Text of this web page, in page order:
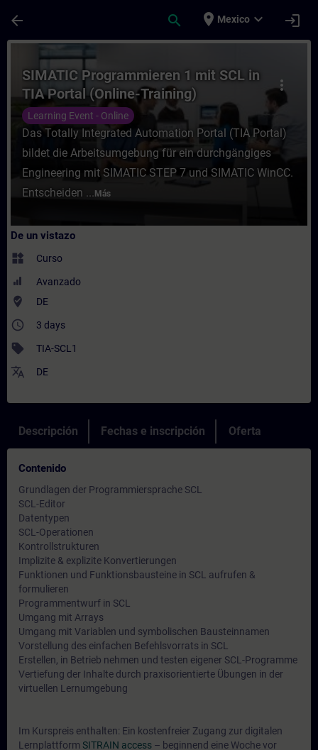
arrow_back search place Mexico expand_more login
Curso - SIMATIC Programmieren 1 mit
more_vert
SIMATIC Programmieren 1 mit SCL in
TIA Portal (Online-Training)
Learning Event - Online
Das Totally Integrated Automation Portal (TIA Portal)
bildet die Arbeitsumgebung für ein durchgängiges
Engineering mit SIMATIC STEP 7 und SIMATIC WinCC.
Entscheiden ... Más
De un vistazo
widgets Curso
Avanzado
where_to_vote DE
access_time 3 days
sell TIA-SCL1
translate DE
Descripción Fechas e inscripción Oferta
Contenido
Grundlagen der Programmiersprache SCL
SCL-Editor
Datentypen
SCL-Operationen
Kontrollstrukturen
Implizite & explizite Konvertierungen
Funktionen und Funktionsbausteine in SCL aufrufen &
formulieren
Programmentwurf in SCL
Umgang mit Arrays
Umgang mit Variablen und symbolischen Bausteinnamen
Vorstellung des einfachen Befehlsvorrats in SCL
Erstellen, in Betrieb nehmen und testen eigener SCL-Programme
Vertiefung der Inhalte durch praxisorientierte Übungen in der
virtuellen Lernumgebung
Im Kurspreis enthalten: Ein kostenfreier Zugang zur digitalen
Lernplattform SITRAIN access – beginnend eine Woche vor